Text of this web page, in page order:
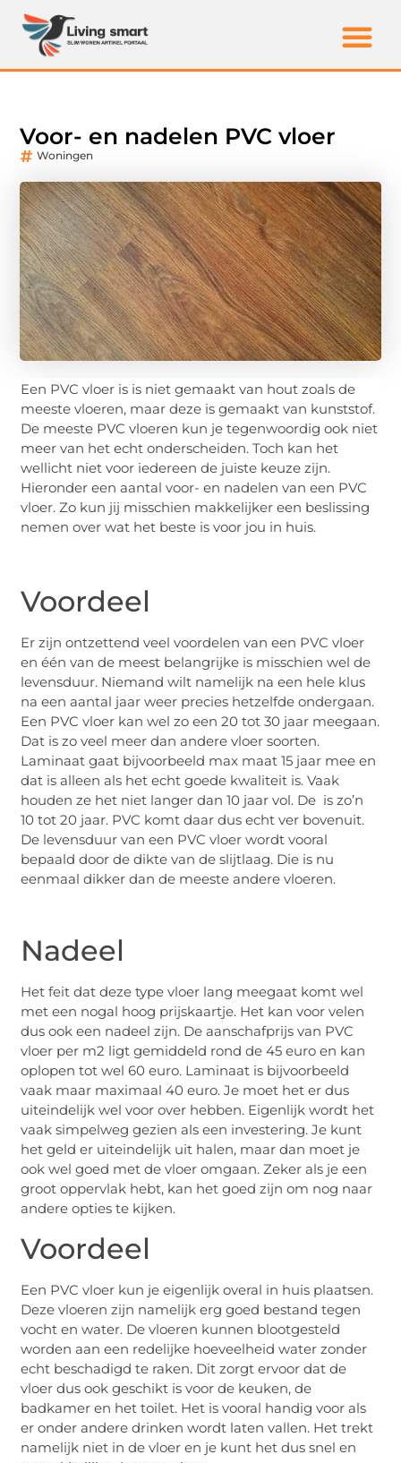
Voor- en nadelen PVC vloer
Woningen
Een PVC vloer is is niet gemaakt van hout zoals de
meeste vloeren, maar deze is gemaakt van kunststof.
De meeste PVC vloeren kun je tegenwoordig ook niet
meer van het echt onderscheiden. Toch kan het
wellicht niet voor iedereen de juiste keuze zijn.
Hieronder een aantal voor- en nadelen van een PVC
vloer. Zo kun jij misschien makkelijker een beslissing
nemen over wat het beste is voor jou in huis.
Voordeel
Er zijn ontzettend veel voordelen van een PVC vloer
en één van de meest belangrijke is misschien wel de
levensduur. Niemand wilt namelijk na een hele klus
na een aantal jaar weer precies hetzelfde ondergaan.
Een PVC vloer kan wel zo een 20 tot 30 jaar meegaan.
Dat is zo veel meer dan andere vloer soorten.
Laminaat gaat bijvoorbeeld max maat 15 jaar mee en
dat is alleen als het echt goede kwaliteit is. Vaak
houden ze het niet langer dan 10 jaar vol. De is zo’n
10 tot 20 jaar. PVC komt daar dus echt ver bovenuit.
De levensduur van een PVC vloer wordt vooral
bepaald door de dikte van de slijtlaag. Die is nu
eenmaal dikker dan de meeste andere vloeren.
Nadeel
Het feit dat deze type vloer lang meegaat komt wel
met een nogal hoog prijskaartje. Het kan voor velen
dus ook een nadeel zijn. De aanschafprijs van PVC
vloer per m2 ligt gemiddeld rond de 45 euro en kan
oplopen tot wel 60 euro. Laminaat is bijvoorbeeld
vaak maar maximaal 40 euro. Je moet het er dus
uiteindelijk wel voor over hebben. Eigenlijk wordt het
vaak simpelweg gezien als een investering. Je kunt
het geld er uiteindelijk uit halen, maar dan moet je
ook wel goed met de vloer omgaan. Zeker als je een
groot oppervlak hebt, kan het goed zijn om nog naar
andere opties te kijken.
Voordeel
Een PVC vloer kun je eigenlijk overal in huis plaatsen.
Deze vloeren zijn namelijk erg goed bestand tegen
vocht en water. De vloeren kunnen blootgesteld
worden aan een redelijke hoeveelheid water zonder
echt beschadigd te raken. Dit zorgt ervoor dat de
vloer dus ook geschikt is voor de keuken, de
badkamer en het toilet. Het is vooral handig voor als
er onder andere drinken wordt laten vallen. Het trekt
namelijk niet in de vloer en je kunt het dus snel en